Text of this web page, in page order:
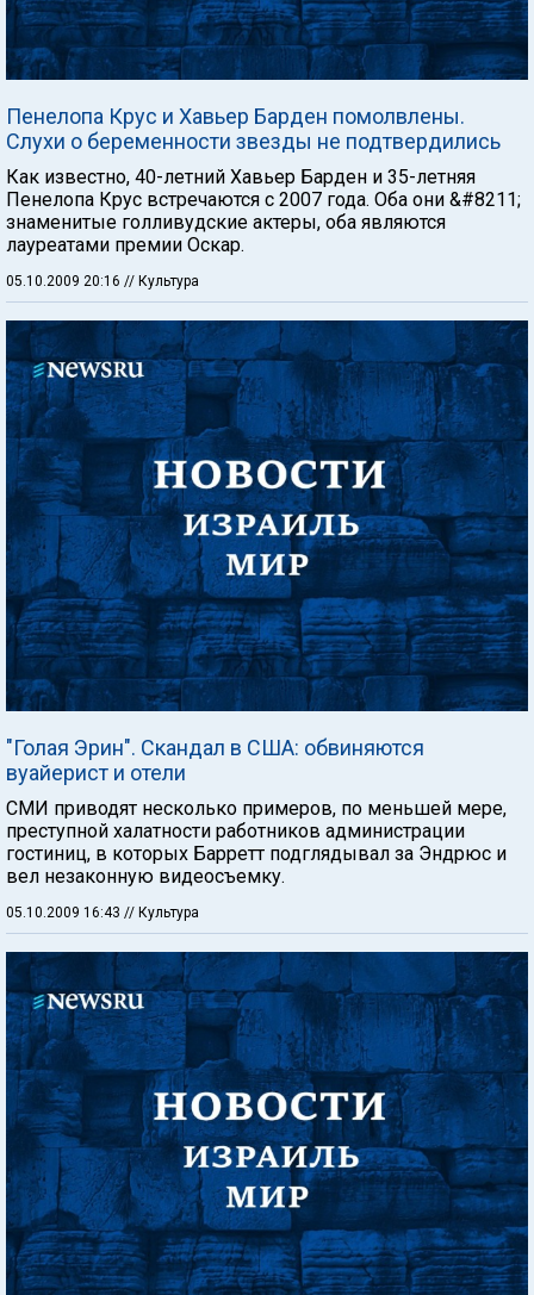
Пенелопа Крус и Хавьер Барден помолвлены.
Слухи о беременности звезды не подтвердились
Как известно, 40-летний Хавьер Барден и 35-летняя
Пенелопа Крус встречаются с 2007 года. Оба они &#8211;
знаменитые голливудские актеры, оба являются
лауреатами премии Оскар.
05.10.2009 20:16 // Культура
"Голая Эрин". Скандал в США: обвиняются
вуайерист и отели
СМИ приводят несколько примеров, по меньшей мере,
преступной халатности работников администрации
гостиниц, в которых Барретт подглядывал за Эндрюс и
вел незаконную видеосъемку.
05.10.2009 16:43 // Культура